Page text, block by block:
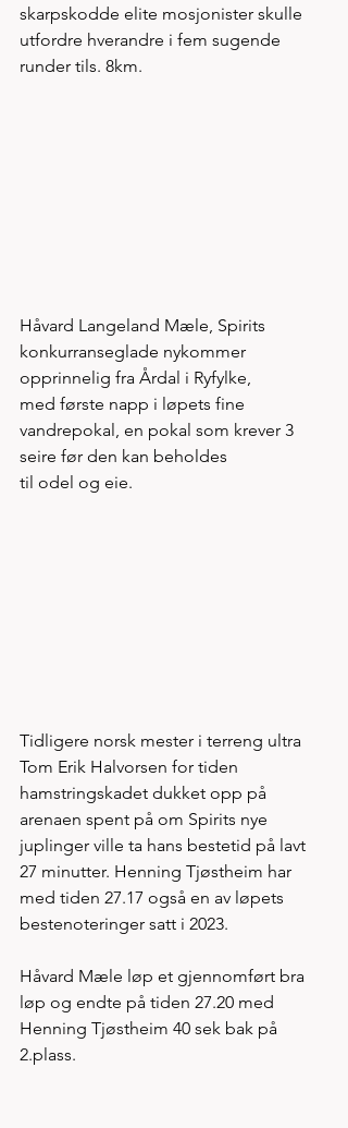
skarpskodde elite mosjonister skulle
utfordre hverandre i fem sugende
runder tils. 8km.
Håvard Langeland Mæle, Spirits
konkurranseglade nykommer
opprinnelig fra Årdal i Ryfylke,
med første napp i løpets fine
vandrepokal, en pokal som krever 3
seire før den kan beholdes
til odel og eie.
Tidligere norsk mester i terreng ultra
Tom Erik Halvorsen for tiden
hamstringskadet dukket opp på
arenaen spent på om Spirits nye
juplinger ville ta hans bestetid på lavt
27 minutter. Henning Tjøstheim har
med tiden 27.17 også en av løpets
bestenoteringer satt i 2023.
Håvard Mæle løp et gjennomført bra
løp og endte på tiden 27.20 med
Henning Tjøstheim 40 sek bak på
2.plass.